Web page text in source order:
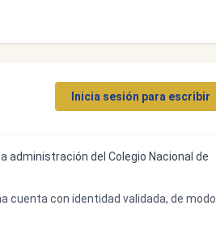
Inicia sesión para escribir
administración del Colegio Nacional de
cuenta con identidad validada, de modo